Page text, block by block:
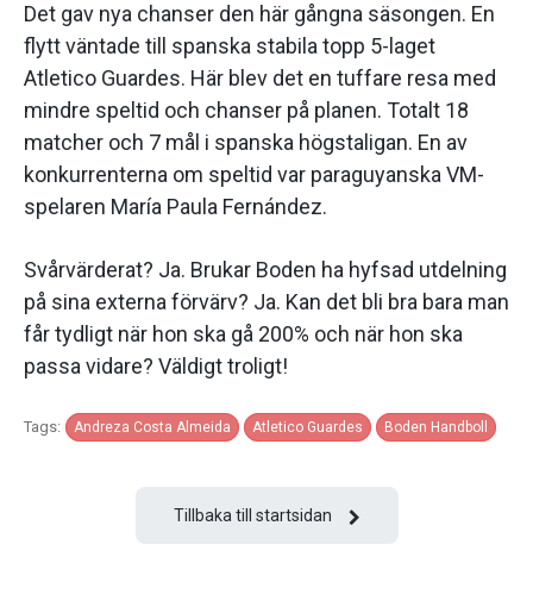
Det gav nya chanser den här gångna säsongen. En
flytt väntade till spanska stabila topp 5-laget
Atletico Guardes. Här blev det en tuffare resa med
mindre speltid och chanser på planen. Totalt 18
matcher och 7 mål i spanska högstaligan. En av
konkurrenterna om speltid var paraguyanska VM-
spelaren María Paula Fernández.
Svårvärderat? Ja. Brukar Boden ha hyfsad utdelning
på sina externa förvärv? Ja. Kan det bli bra bara man
får tydligt när hon ska gå 200% och när hon ska
passa vidare? Väldigt troligt!
Tags: Andreza Costa Almeida Atletico Guardes Boden Handboll
Tillbaka till startsidan